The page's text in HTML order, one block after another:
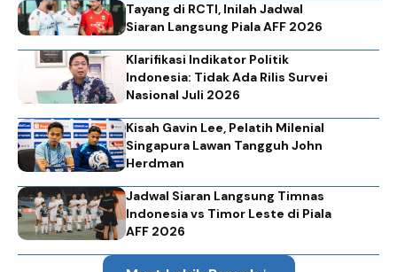
Tayang di RCTI, Inilah Jadwal
Siaran Langsung Piala AFF 2026
Klarifikasi Indikator Politik
Indonesia: Tidak Ada Rilis Survei
Nasional Juli 2026
Kisah Gavin Lee, Pelatih Milenial
Singapura Lawan Tangguh John
Herdman
Jadwal Siaran Langsung Timnas
Indonesia vs Timor Leste di Piala
AFF 2026